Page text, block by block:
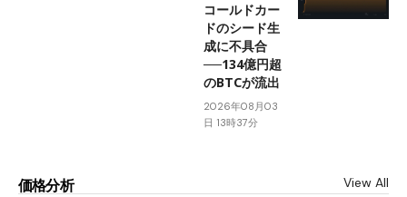
コールドカー
ドのシード生
成に不具合
──134億円超
のBTCが流出
2026年08月03
日 13時37分
価格分析 View All